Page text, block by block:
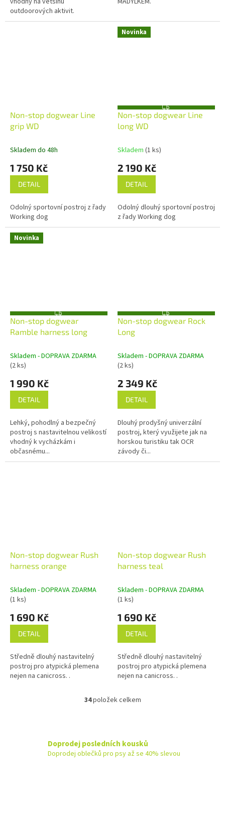
outdoorových aktivit.
Non-stop dogwear Line
grip WD
Skladem do 48h
1 750 Kč
DETAIL
Odolný sportovní postroj z řady
Working dog
Novinka
Z
D
Non-stop dogwear Line
long WD
Skladem (1 ks)
2 190 Kč
DETAIL
Odolný dlouhý sportovní postroj
z řady Working dog
Novinka
Z
D
R
Non-stop dogwear
Ramble harness long
Skladem - DOPRAVA ZDARMA
(2 ks)
1 990 Kč
DETAIL
Lehký, pohodlný a bezpečný
postroj s nastavitelnou velikostí
vhodný k vycházkám i
občasnému...
Z
D
Non-stop dogwear Rock
Long
Skladem - DOPRAVA ZDARMA
(2 ks)
2 349 Kč
DETAIL
Dlouhý prodyšný univerzální
postroj, který využijete jak na
horskou turistiku tak OCR
závody či...
Non-stop dogwear Rush
harness orange
Skladem - DOPRAVA ZDARMA
(1 ks)
1 690 Kč
DETAIL
Středně dlouhý nastavitelný
postroj pro atypická plemena
nejen na canicross. .
Non-stop dogwear Rush
harness teal
Skladem - DOPRAVA ZDARMA
(1 ks)
1 690 Kč
DETAIL
Středně dlouhý nastavitelný
postroj pro atypická plemena
nejen na canicross. .
O
d
a
34položek celkem
Doprodej posledních kousků
Doprodej oblečků pro psy až se 40% slevou